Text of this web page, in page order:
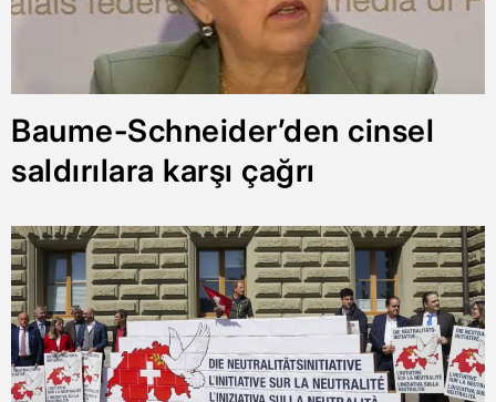
Baume-Schneider’den cinsel
saldırılara karşı çağrı